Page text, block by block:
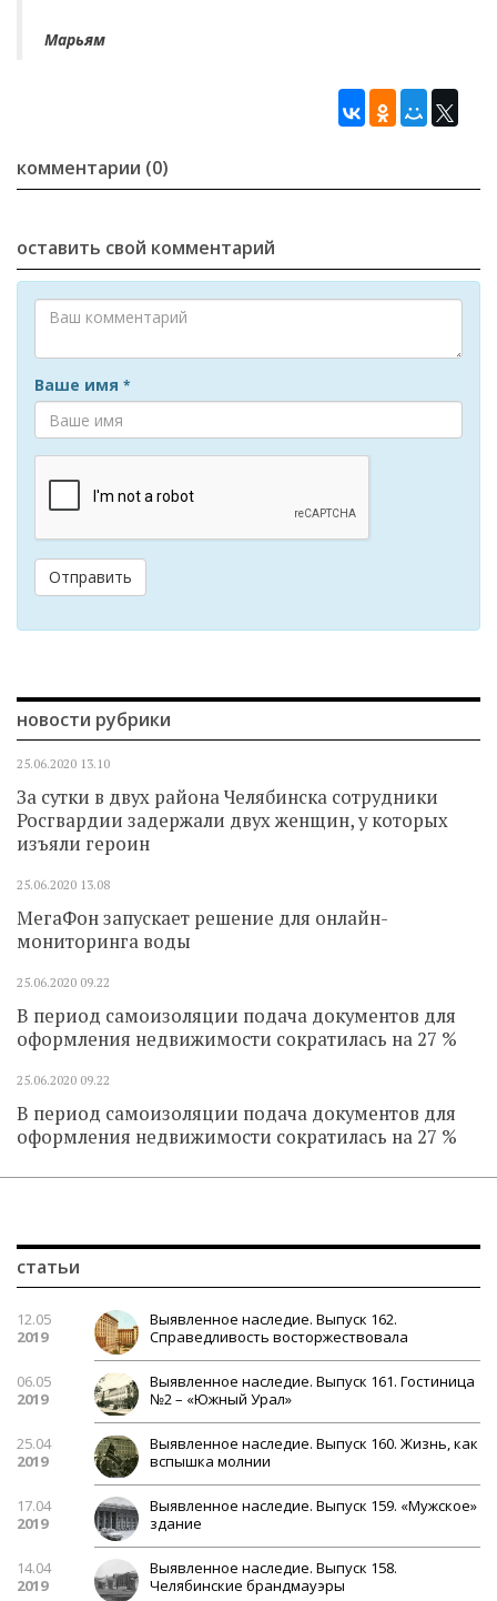
Марьям
комментарии (0)
оставить свой комментарий
Ваше имя *
Отправить
новости рубрики
25.06.2020 13.10
За сутки в двух района Челябинска сотрудники
Росгвардии задержали двух женщин, у которых
изъяли героин
25.06.2020 13.08
МегаФон запускает решение для онлайн-
мониторинга воды
25.06.2020 09.22
В период самоизоляции подача документов для
оформления недвижимости сократилась на 27 %
25.06.2020 09.22
В период самоизоляции подача документов для
оформления недвижимости сократилась на 27 %
статьи
12.05
2019
Выявленное наследие. Выпуск 162.
Справедливость восторжествовала
06.05
2019
Выявленное наследие. Выпуск 161. Гостиница
№2 – «Южный Урал»
25.04
2019
Выявленное наследие. Выпуск 160. Жизнь, как
вспышка молнии
17.04
2019
Выявленное наследие. Выпуск 159. «Мужское»
здание
14.04
2019
Выявленное наследие. Выпуск 158.
Челябинские брандмауэры